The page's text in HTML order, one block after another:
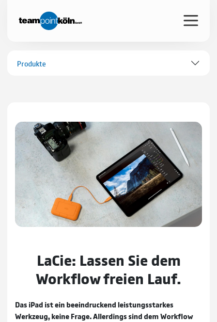
Produkte
LaCie: Lassen Sie dem
Workflow freien Lauf.
Das iPad ist ein beeindruckend leistungsstarkes
Werkzeug, keine Frage. Allerdings sind dem Workflow